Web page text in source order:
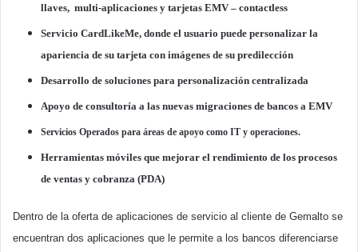
llaves, multi-aplicaciones y tarjetas EMV – contactless
Servicio CardLikeMe, donde el usuario puede personalizar la
apariencia de su tarjeta con imágenes de su predilección
Desarrollo de soluciones para personalización centralizada
Apoyo de consultoría a las nuevas migraciones de bancos a EMV
Servicios Operados para áreas de apoyo como IT y operaciones.
Herramientas móviles que mejorar el rendimiento de los procesos
de ventas y cobranza (PDA)
Dentro de la oferta de aplicaciones de servicio al cliente de Gemalto se
encuentran dos aplicaciones que le permite a los bancos diferenciarse